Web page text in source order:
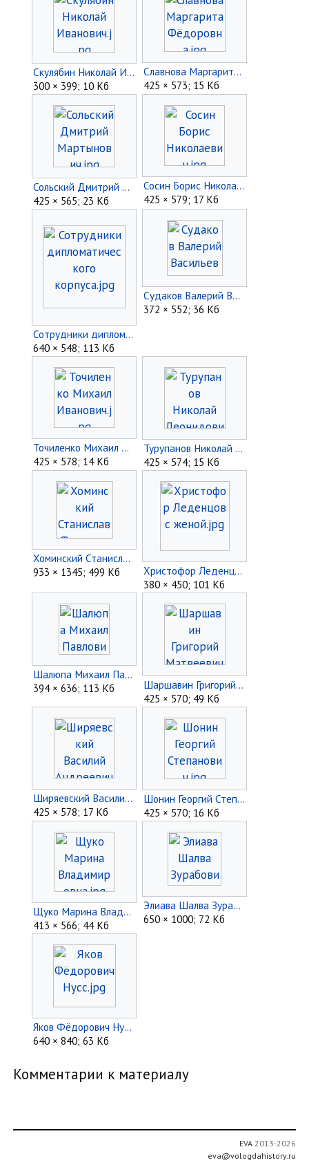
Скулябин Николай Иванович.jpg
300 × 399; 10 Кб
Славнова Маргарита Фёдоровна.jpg
425 × 573; 15 Кб
Сольский Дмитрий Мартынович.jpg
425 × 565; 23 Кб
Сосин Борис Николаевич.jpg
425 × 579; 17 Кб
Сотрудники дипломатического корпуса.jpg
640 × 548; 113 Кб
Судаков Валерий Васильевич.jpg
372 × 552; 36 Кб
Точиленко Михаил Иванович.jpg
425 × 578; 14 Кб
Турупанов Николай Леонидович.jpg
425 × 574; 15 Кб
Хоминский Станислав Фаддеевич.jpg
933 × 1345; 499 Кб
Христофор Леденцов с женой.jpg
380 × 450; 101 Кб
Шалюпа Михаил Павлович.jpg
394 × 636; 113 Кб
Шаршавин Григорий Матвеевич.jpg
425 × 570; 49 Кб
Ширяевский Василий Андреевич.jpg
425 × 578; 17 Кб
Шонин Георгий Степанович.jpg
425 × 570; 16 Кб
Щуко Марина Владимировна.jpg
413 × 566; 44 Кб
Элиава Шалва Зурабович.jpg
650 × 1000; 72 Кб
Яков Фёдорович Нусс.jpg
640 × 840; 63 Кб
Комментарии к материалу
EVA 2013-2026
eva@vologdahistory.ru